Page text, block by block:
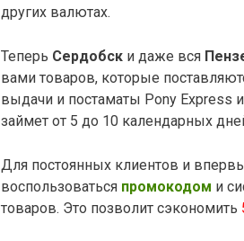
других валютах.
Теперь Сердобск и даже вся
вами товаров, которые
выдачи и постаматы Pony Express
займет от 5 до 10 календарных
Для постоянных клиентов и
воспользоваться промокодом и
товаров. Это позволит сэкономить